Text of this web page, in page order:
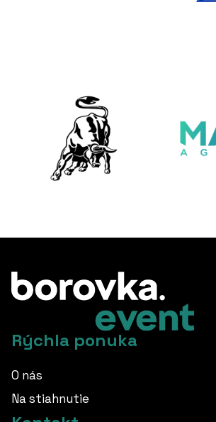
Rýchla ponuka
O nás
Na stiahnutie